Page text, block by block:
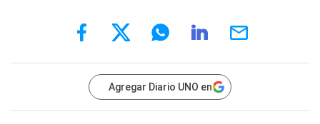
Agregar Diario UNO en